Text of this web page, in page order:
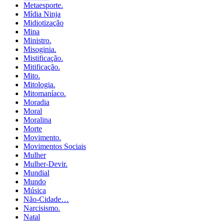
Metaesporte.
Mídia Ninja
Midiotização
Mina
Ministro.
Misoginia.
Mistificação.
Mitificação.
Mito.
Mitologia.
Mitomaníaco.
Moradia
Moral
Moralina
Morte
Movimento.
Movimentos Sociais
Mulher
Mulher-Devir.
Mundial
Mundo
Música
Não-Cidade…
Narcisismo.
Natal